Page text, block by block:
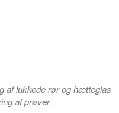
af lukkede rør og hætteglas
af prøver.